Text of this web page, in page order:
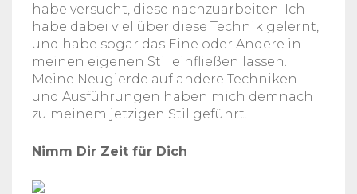
habe versucht, diese nachzuarbeiten. Ich
habe dabei viel über diese Technik gelernt,
und habe sogar das Eine oder Andere in
meinen eigenen Stil einfließen lassen.
Meine Neugierde auf andere Techniken
und Ausführungen haben mich demnach
zu meinem jetzigen Stil geführt.
Nimm Dir Zeit für Dich